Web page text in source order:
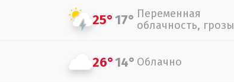
25°17° Переменная
облачность, грозы
26°14° Облачно